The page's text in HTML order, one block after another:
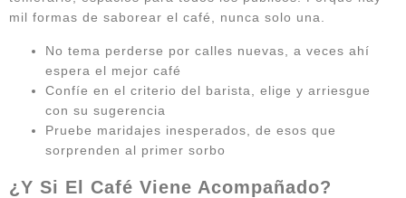
mil formas de saborear el café, nunca solo una.
No tema perderse por calles nuevas, a veces ahí
espera el mejor café
Confíe en el criterio del barista, elige y arriesgue
con su sugerencia
Pruebe maridajes inesperados, de esos que
sorprenden al primer sorbo
¿Y Si El Café Viene Acompañado?